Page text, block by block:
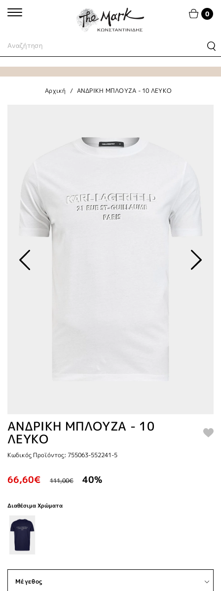
0
Αρχική ΑΝΔΡΙΚΗ ΜΠΛΟΥΖΑ - 10 ΛΕΥΚΟ
ΑΝΔΡΙΚΗ ΜΠΛΟΥΖΑ - 10
ΛΕΥΚΟ
Κωδικός Προϊόντος: 755063-552241-5
66,60€ 111,00€ 40%
Διαθέσιμα Χρώματα